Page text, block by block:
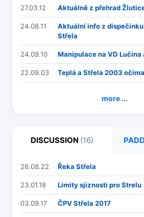
27.03.12 Aktuálně z přehrad
24.08.11
Aktuální info z dispečinku
Střela
24.09.10 Manipulace na VD Lučina
22.09.03 Teplá a Střela 2003
more ...
DISCUSSION (16)
26.08.22 Řeka Střela
23.01.18 Limity sjiznosti pro Strelu
03.09.17 ČPV Střela 2017